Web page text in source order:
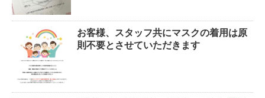
お客様、スタッフ共にマスクの着用は原
則不要とさせていただきます